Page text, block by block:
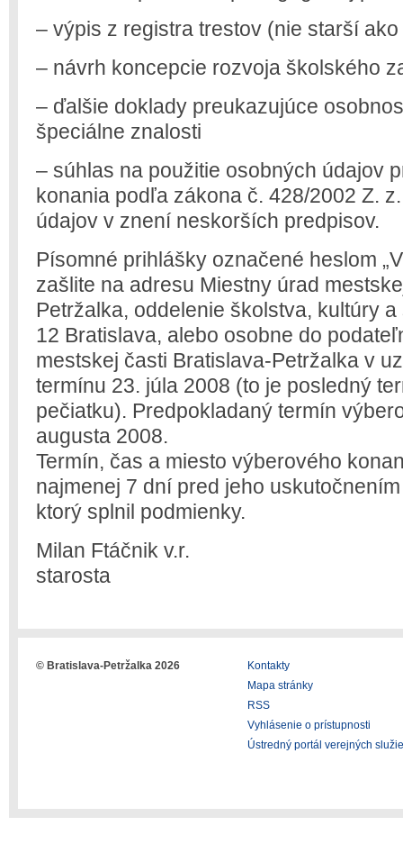
– výpis z registra trestov (nie starší
– návrh koncepcie rozvoja školského
– ďalšie doklady preukazujúce
špeciálne znalosti
– súhlas na použitie osobných údajov
konania podľa zákona č. 428/2002 Z.
údajov v znení neskorších predpisov.
Písomné prihlášky označené heslom
zašlite na adresu Miestny úrad
Petržalka, oddelenie školstva, kultúry
12 Bratislava, alebo osobne do
mestskej časti Bratislava-Petržalka v
termínu 23. júla 2008 (to je posledný
pečiatku). Predpokladaný termín
augusta 2008.
Termín, čas a miesto výberového
najmenej 7 dní pred jeho
ktorý splnil podmienky.
Milan Ftáčnik v.r.
starosta
© Bratislava-Petržalka 2026
Kontakty
Mapa stránky
RSS
Vyhlásenie o prístupnosti
Ústredný portál verejných